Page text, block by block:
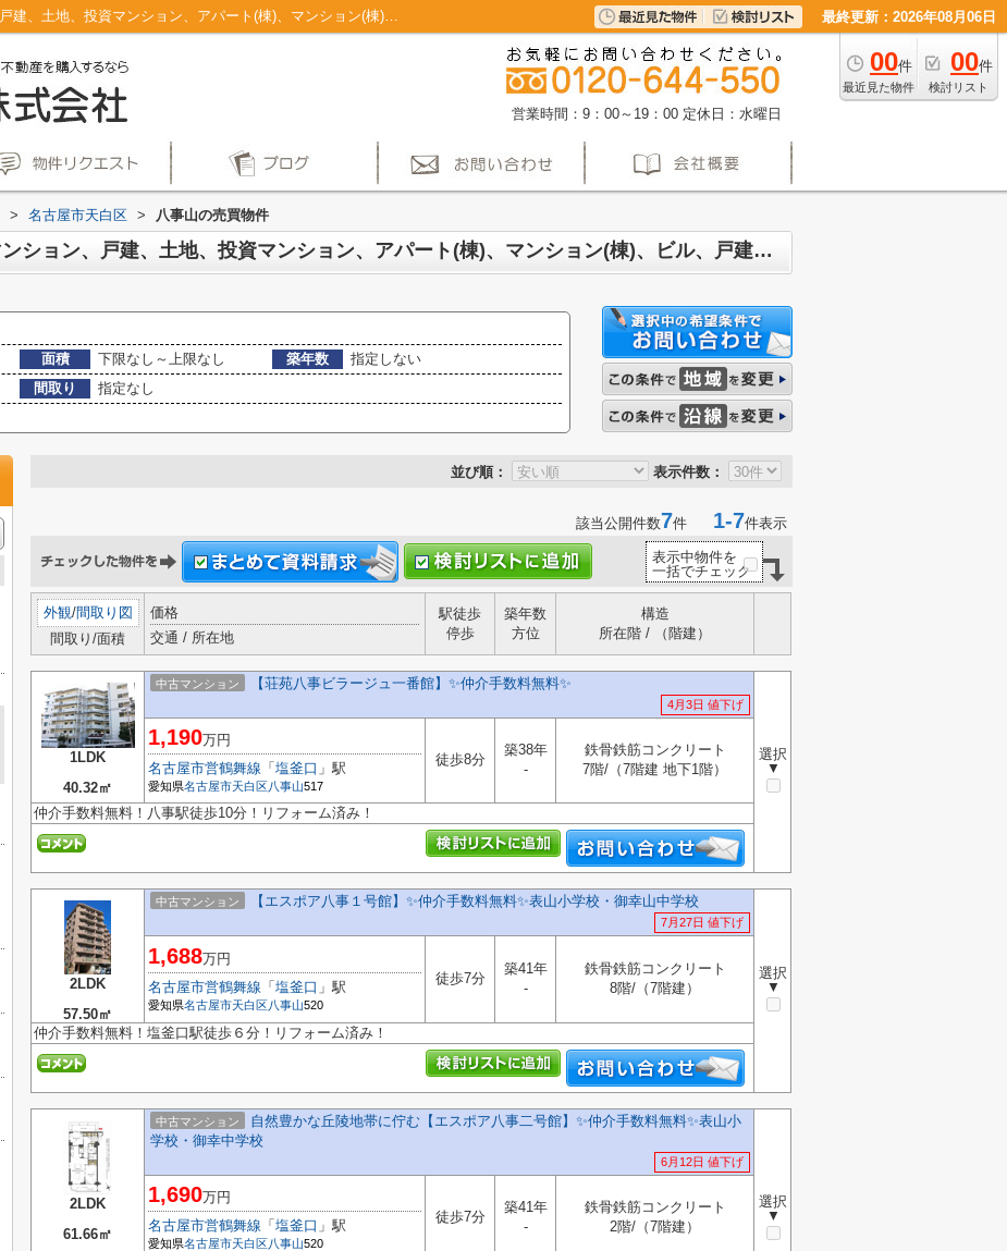
名古屋市天白区八事山のマンション、戸建、土地、投資マンション、アパート(棟)、マンション(棟)、ビル、戸建、店舗事務所、その他、土地一覧｜仲介手数料無料！名古屋市で新築戸建てを探すならAplace 最終更新：2026年08月06日
00件
最近見た物件
00件
検討リスト
営業時間：9：00～19：00 定休日：水曜日
> 名古屋市天白区 > 八事山の売買物件
名古屋市天白区八事山 マンション、戸建、土地、投資マンション、アパート(棟)、マンション(棟)、ビル、戸建、店舗事務所、その他、土地一覧
面積 下限なし～上限なし 築年数
指定しない
間取り
指定なし
並び順： 表示件数：
該当公開件数7件 1-7件表示
表示中物件を
一括でチェック
外観/間取り図
間取り/面積
価格
交通 / 所在地
駅徒歩
停歩
築年数
方位
構造
所在階 / （階建）
1LDK
40.32㎡
中古マンション 【荘苑八事ビラージュ一番館】✨️仲介手数料無料✨️
4月3日 値下げ
選択
▼
1,190万円
名古屋市営鶴舞線 「 塩釜口 」駅
愛知県名古屋市天白区八事山517
徒歩8分
築38年
-
鉄骨鉄筋コンクリート
7階/（7階建 地下1階）
仲介手数料無料！八事駅徒歩10分！リフォーム済み！
2LDK
57.50㎡
中古マンション 【エスポア八事１号館】✨️仲介手数料無料✨️表山小学校・御幸山中学校
7月27日 値下げ
選択
▼
1,688万円
名古屋市営鶴舞線 「 塩釜口 」駅
愛知県名古屋市天白区八事山520
徒歩7分
築41年
-
鉄骨鉄筋コンクリート
8階/（7階建）
仲介手数料無料！塩釜口駅徒歩６分！リフォーム済み！
2LDK
61.66㎡
中古マンション
自然豊かな丘陵地帯に佇む【エスポア八事二号館】✨️仲介手数料無料✨️表山小
学校・御幸中学校
6月12日 値下げ
選択
▼
1,690万円
名古屋市営鶴舞線 「 塩釜口 」駅
愛知県名古屋市天白区八事山520
徒歩7分
築41年
-
鉄骨鉄筋コンクリート
2階/（7階建）